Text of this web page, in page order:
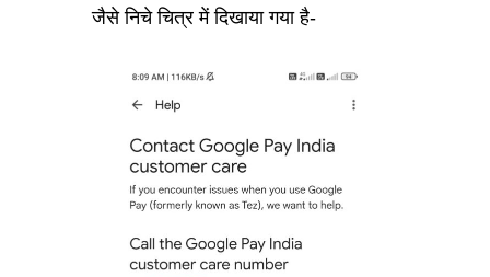
जैसे निचे चित्र में दिखाया गया है-